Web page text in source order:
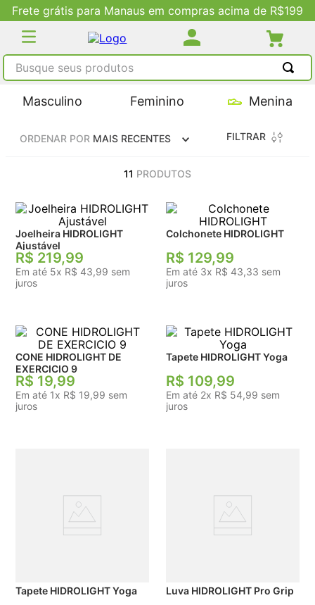
Frete grátis para Manaus em compras acima de R$199
Busque seus produtos
Masculino Feminino Menina
ORDENAR POR MAIS RECENTES FILTRAR
11 PRODUTOS
Joelheira HIDROLIGHT
Ajustável
R$ 219,99
Em até 5x R$ 43,99 sem
juros
Colchonete HIDROLIGHT
R$ 129,99
Em até 3x R$ 43,33 sem
juros
CONE HIDROLIGHT DE
EXERCICIO 9
R$ 19,99
Em até 1x R$ 19,99 sem
juros
Tapete HIDROLIGHT Yoga
R$ 109,99
Em até 2x R$ 54,99 sem
juros
Tapete HIDROLIGHT Yoga Luva HIDROLIGHT Pro Grip
TERMOS MAIS BUSCADOS
2º
tenis feminino
5º tenis